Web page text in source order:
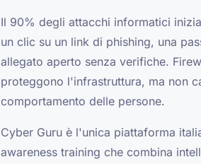
Il 90% degli attacchi informatici
un clic su un link di phishing, una
allegato aperto senza verifiche.
proteggono l'infrastruttura, ma non
comportamento delle persone.
Cyber Guru è l'unica piattaforma
awareness training che combina